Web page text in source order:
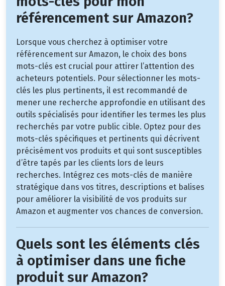
référencement sur Amazon?
Lorsque vous cherchez à optimiser votre
référencement sur Amazon, le choix des bons
mots-clés est crucial pour attirer l’attention des
acheteurs potentiels. Pour sélectionner les mots-
clés les plus pertinents, il est recommandé de
mener une recherche approfondie en utilisant des
outils spécialisés pour identifier les termes les plus
recherchés par votre public cible. Optez pour des
mots-clés spécifiques et pertinents qui décrivent
précisément vos produits et qui sont susceptibles
d’être tapés par les clients lors de leurs
recherches. Intégrez ces mots-clés de manière
stratégique dans vos titres, descriptions et balises
pour améliorer la visibilité de vos produits sur
Amazon et augmenter vos chances de conversion.
Quels sont les éléments clés
à optimiser dans une fiche
produit sur Amazon?